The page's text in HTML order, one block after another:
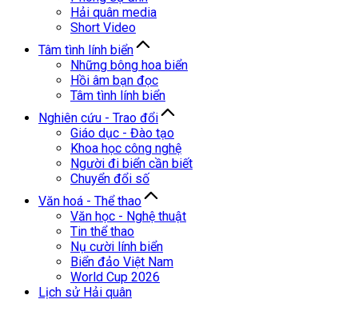
Hải quân media
Short Video
Tâm tình lính biển
Những bông hoa biển
Hồi âm bạn đọc
Tâm tình lính biển
Nghiên cứu - Trao đổi
Giáo dục - Đào tạo
Khoa học công nghệ
Người đi biển cần biết
Chuyển đổi số
Văn hoá - Thể thao
Văn học - Nghệ thuật
Tin thể thao
Nụ cười lính biển
Biển đảo Việt Nam
World Cup 2026
Lịch sử Hải quân